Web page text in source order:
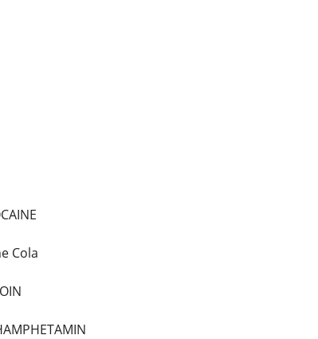
Cola